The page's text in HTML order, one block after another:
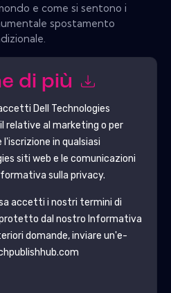
e come si sentono i
spostamento
di più
Dell Technologies
al marketing o per
in qualsiasi
siti web e le comunicazioni
sulla privacy.
accetti i nostri termini di
dal nostro Informativa
domande, inviare un'e-